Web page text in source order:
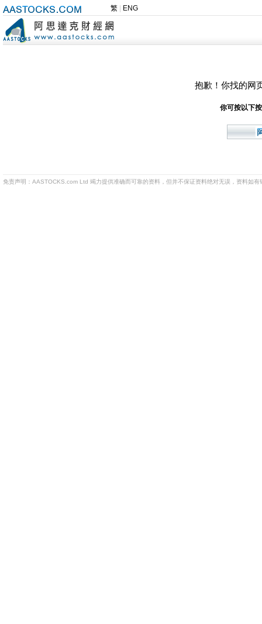
繁 ENG
抱歉！你找的网
你可按以下
免责声明：AASTOCKS.com Ltd 竭力提供准确而可靠的资料，但并不保证资料绝对无误，资料如